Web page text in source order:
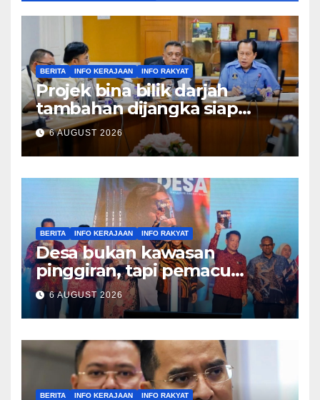
BERITA INFO KERAJAAN INFO RAKYAT
Projek bina bilik darjah
tambahan dijangka siap
Disember ini – Ahmad Maslan
6 AUGUST 2026
BERITA INFO KERAJAAN INFO RAKYAT
Desa bukan kawasan
pinggiran, tapi pemacu
ekonomi negara – Zahid
Hamidi
6 AUGUST 2026
BERITA INFO KERAJAAN INFO RAKYAT